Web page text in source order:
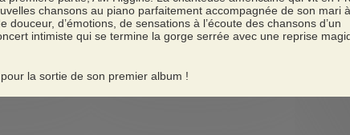
chansons au piano parfaitement accompagnée de son mari
d’émotions, de sensations à l’écoute des chansons d’un
intimiste qui se termine la gorge serrée avec une reprise
la sortie de son premier album !